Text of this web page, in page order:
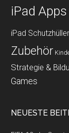
iPad Apps
iPad
Zubehör
Strategie &
Games
NEUESTE